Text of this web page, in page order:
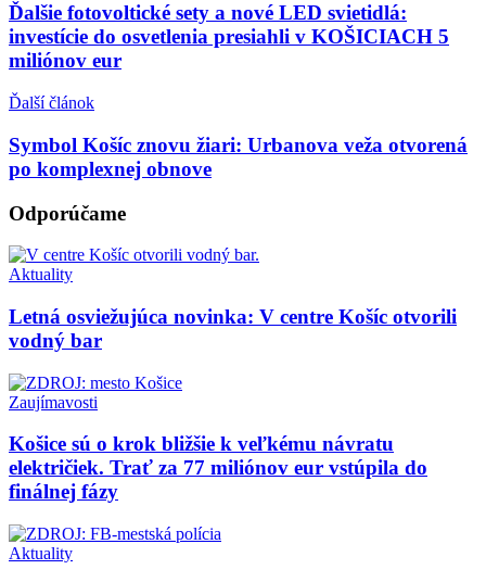
Ďalšie fotovoltické sety a nové LED svietidlá:
investície do osvetlenia presiahli v KOŠICIACH 5
miliónov eur
Ďalší článok
Symbol Košíc znovu žiari: Urbanova veža otvorená
po komplexnej obnove
Odporúčame
Aktuality
Letná osviežujúca novinka: V centre Košíc otvorili
vodný bar
Zaujímavosti
Košice sú o krok bližšie k veľkému návratu
električiek. Trať za 77 miliónov eur vstúpila do
finálnej fázy
Aktuality